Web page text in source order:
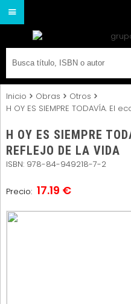
Inicio Obras
Otros
H OY ES SIEMPRE TODAVÍA.
H OY ES SIEMPRE
REFLEJO DE LA VIDA
ISBN: 978-84-949218-7-2
Precio: 17.19 €